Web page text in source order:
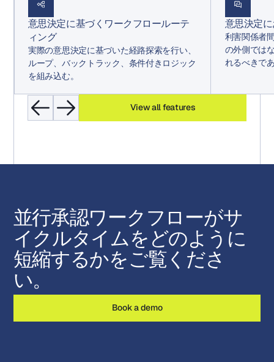
意思決定に基づくワークフロールーテ
ィング
実際の意思決定に基づいた経路探索を行い、
ループ、バックトラック、条件付きロジック
を組み込む。
意思決定
利害関係者
の外側では
れるべきで
View all features
並行承認ワークフローがサ
イクルタイムをどのように
短縮するかをご覧くださ
い。
Book a demo